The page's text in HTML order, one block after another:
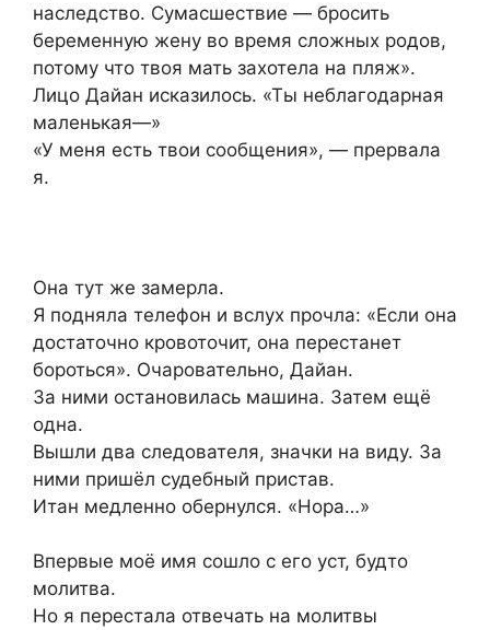
наследство. Сумасшествие — бросить
беременную жену во время сложных родов,
потому что твоя мать захотела на пляж».
Лицо Дайан исказилось. «Ты неблагодарная
маленькая—»
«У меня есть твои сообщения», — прервала
я.
Она тут же замерла.
Я подняла телефон и вслух прочла: «Если она
достаточно кровоточит, она перестанет
бороться». Очаровательно, Дайан.
За ними остановилась машина. Затем ещё
одна.
Вышли два следователя, значки на виду. За
ними пришёл судебный пристав.
Итан медленно обернулся. «Нора…»
Впервые моё имя сошло с его уст, будто
молитва.
Но я перестала отвечать на молитвы